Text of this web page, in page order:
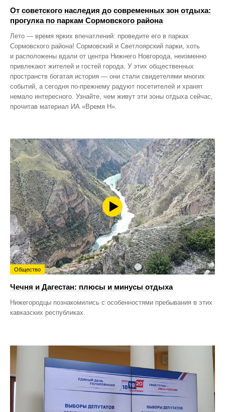
От советского наследия до современных зон отдыха:
прогулка по паркам Сормовского района
Лето — время ярких впечатлений: проведите его в парках
Сормовского района! Сормовский и Светлоярский парки, хоть
и расположены вдали от центра Нижнего Новгорода, неизменно
привлекают жителей и гостей города. У этих общественных
пространств богатая история — они стали свидетелями многих
событий, а сегодня по‑прежнему радуют посетителей и хранят
немало интересного. Узнайте, чем живут эти зоны отдыха сейчас,
прочитав материал ИА «Время Н».
Общество
Чечня и Дагестан: плюсы и минусы отдыха
Нижегородцы познакомились с особенностями пребывания в этих
кавказских республиках.